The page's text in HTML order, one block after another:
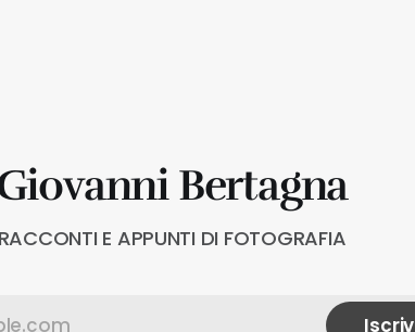
Bertagna
RACCONTI E APPUNTI DI FOTOGRAFIA